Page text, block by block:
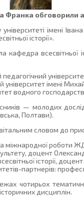
Франка обговорили
імені
історії».
кафедра всесвітньої
університет імені
водного
— молодих
Полтави).
словом до
міжнародної роботи
доцент
історії,
партнерів:
чотирьох
дисциплін.